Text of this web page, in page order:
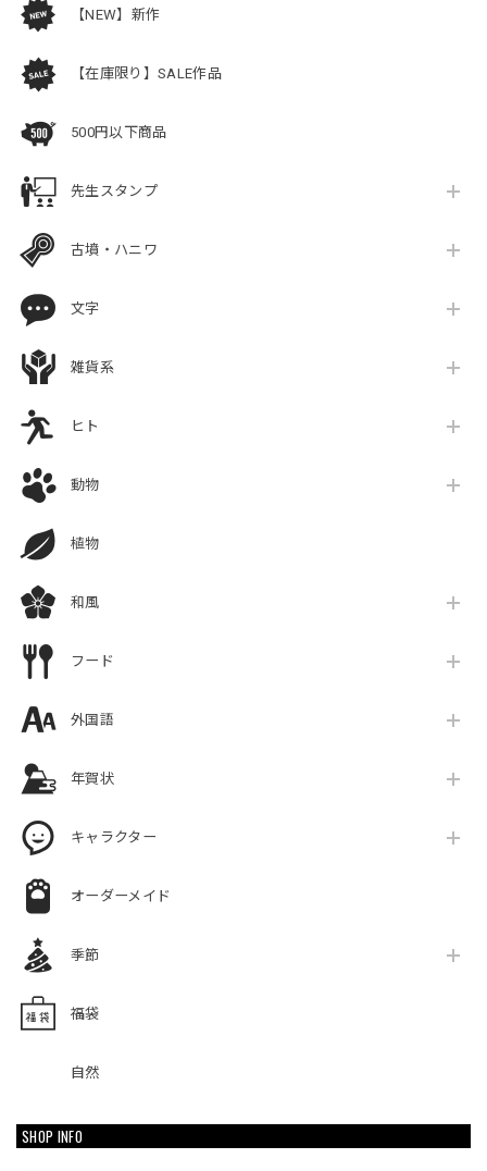
【NEW】新作
【在庫限り】SALE作品
500円以下商品
先生スタンプ
古墳・ハニワ
文字
雑貨系
ヒト
動物
植物
和風
フード
外国語
年賀状
キャラクター
オーダーメイド
季節
福袋
自然
SHOP INFO